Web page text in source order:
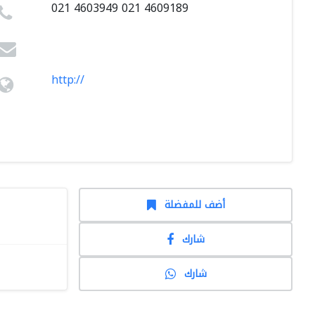
021 4603949 021 4609189
http://
أضف للمفضلة
شارك
شارك